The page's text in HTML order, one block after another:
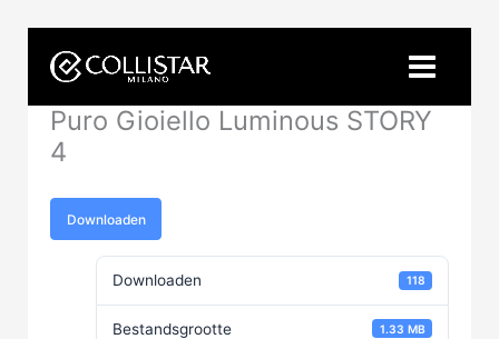
naar
inhoudPuro Gioiello Luminous STORY
4
Downloaden
Downloaden 118
Bestandsgrootte 1.33 MB